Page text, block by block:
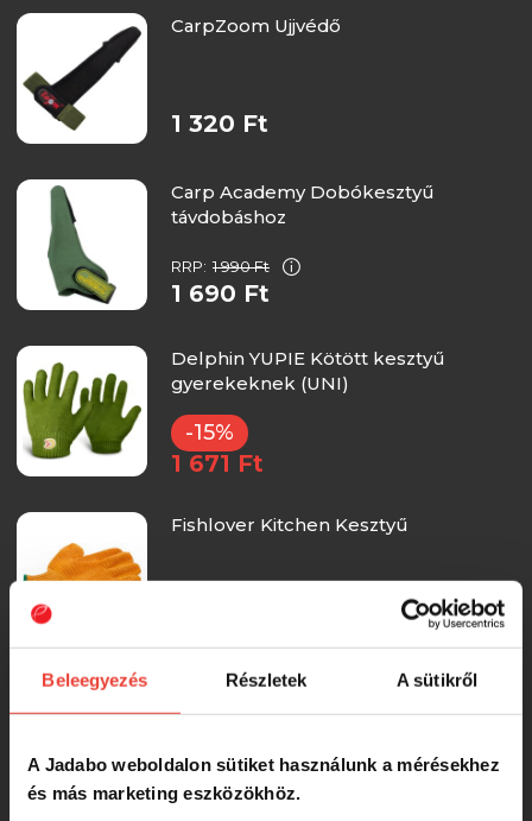
Beleegyezés Részletek A sütikről
A Jadabo weboldalon sütiket használunk a mérésekhez
és más marketing eszközökhöz.
CarpZoom Ujjvédő
1 320 Ft
Carp Academy Dobókesztyű
távdobáshoz
RRP: 1 990 Ft
1 690 Ft
Delphin YUPIE Kötött kesztyű
gyerekeknek (UNI)
-15%
1 671 Ft
Fishlover Kitchen Kesztyű
CarpZoom Dobókesztyű jobbkezes
1 990 Ft